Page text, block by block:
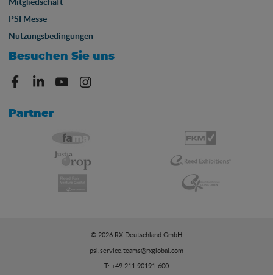
PSI Messe
Nutzungsbedingungen
Besuchen Sie uns
Partner
© 2026 RX Deutschland GmbH
psi.service.teams@rxglobal.com
T: +49 211 90191-600